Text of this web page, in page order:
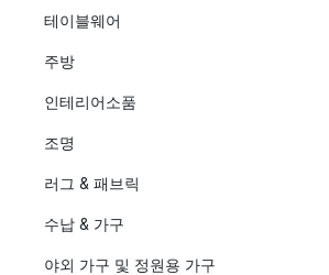
테이블웨어
주방
인테리어소품
조명
러그 & 패브릭
수납 & 가구
야외 가구 및 정원용 가구